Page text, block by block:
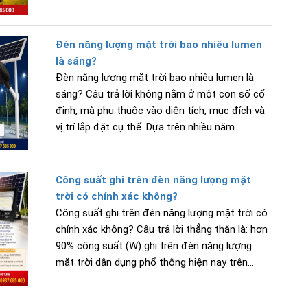
Đèn năng lượng mặt trời bao nhiêu lumen
là sáng?
Đèn năng lượng mặt trời bao nhiêu lumen là
sáng? Câu trả lời không nằm ở một con số cố
định, mà phụ thuộc vào diện tích, mục đích và
vị trí lắp đặt cụ thể. Dựa trên nhiều năm...
Công suất ghi trên đèn năng lượng mặt
trời có chính xác không?
Công suất ghi trên đèn năng lượng mặt trời có
chính xác không? Câu trả lời thẳng thắn là: hơn
90% công suất (W) ghi trên đèn năng lượng
mặt trời dân dụng phổ thông hiện nay trên...